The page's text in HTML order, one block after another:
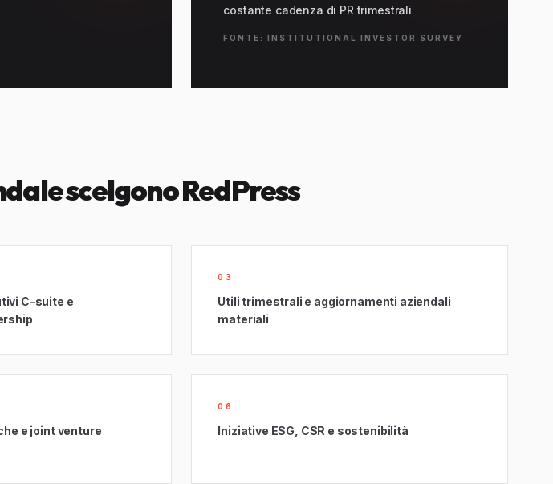
costante cadenza di PR trimestrali
FONTE: INSTITUTIONAL INVESTOR SURVEY
scelgono RedPress
C-suite e
03
Utili trimestrali e aggiornamenti aziendali
materiali
e joint venture
06
Iniziative ESG, CSR e sostenibilità